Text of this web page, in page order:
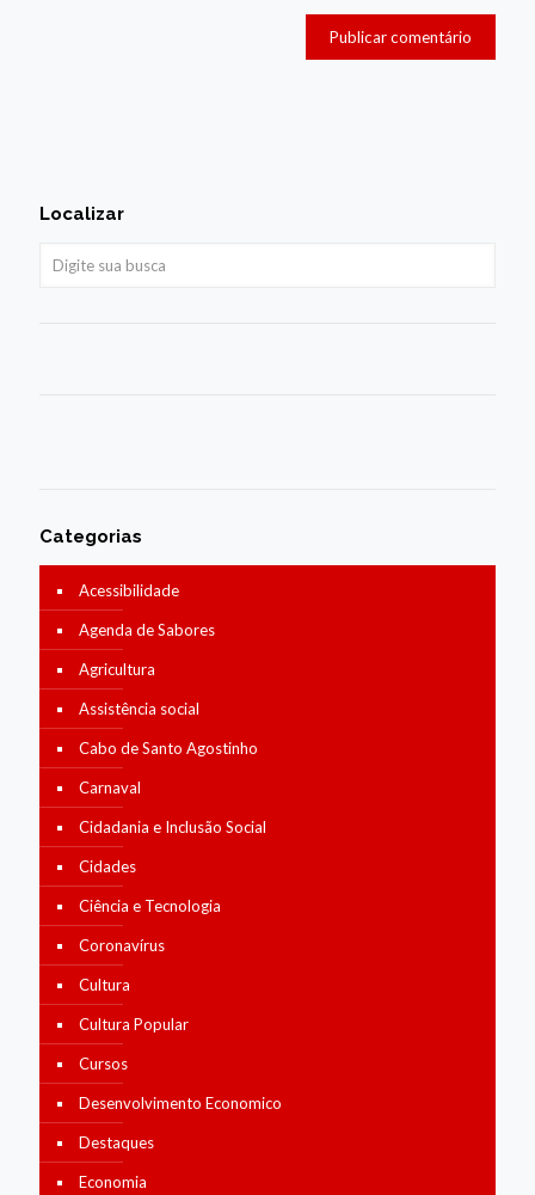
Localizar
Categorias
Acessibilidade
Agenda de Sabores
Agricultura
Assistência social
Cabo de Santo Agostinho
Carnaval
Cidadania e Inclusão Social
Cidades
Ciência e Tecnologia
Coronavírus
Cultura
Cultura Popular
Cursos
Desenvolvimento Economico
Destaques
Economia